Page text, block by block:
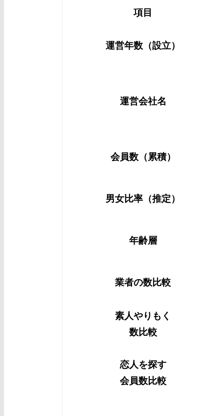
項目
運営年数（設立）
運営会社名
会員数（累積）
男女比率（推定）
年齢層
業者の数比較
素人やりもく
数比較
恋人を探す
会員数比較